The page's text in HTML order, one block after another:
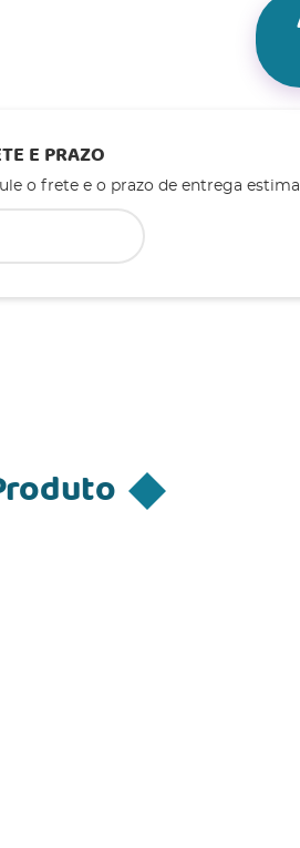
E PRAZO
o frete e o prazo de entrega